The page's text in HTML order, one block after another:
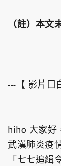
（註）本文
---【 影片口
hiho 大家好
武漢肺炎疫
「七七追緝